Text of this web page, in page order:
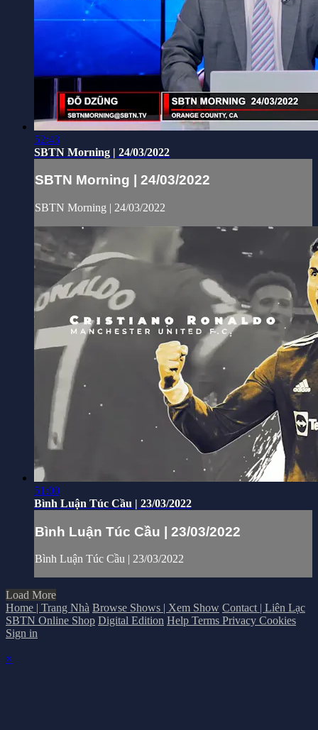
52:43
SBTN Morning | 24/03/2022
SBTN Morning | 24/03/2022
SBTN Morning | 24/03/2022
51:00
Bình Luận Túc Cầu | 23/03/2022
Bình Luận Túc Cầu | 23/03/2022
Bình Luận Túc Cầu | 23/03/2022
Load More
Home | Trang Nhà Browse Shows | Xem Show Contact | Liên Lạc
SBTN Online Shop Digital Edition Help Terms Privacy Cookies
Sign in
×